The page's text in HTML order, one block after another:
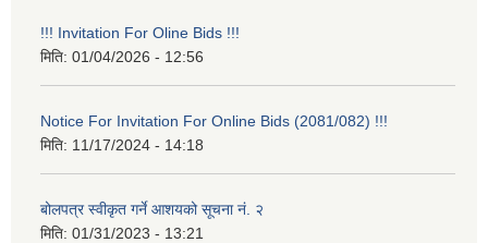
!!! Invitation For Oline Bids !!!
मिति: 01/04/2026 - 12:56
Notice For Invitation For Online Bids (2081/082) !!!
मिति: 11/17/2024 - 14:18
बोलपत्र स्वीकृत गर्ने आशयको सूचना नं. २
मिति: 01/31/2023 - 13:21